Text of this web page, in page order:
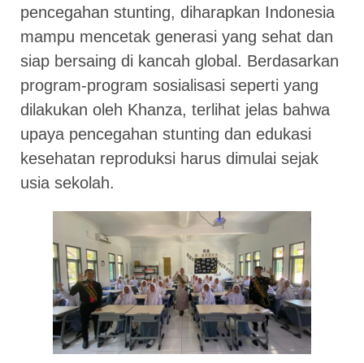
pencegahan stunting, diharapkan Indonesia
mampu mencetak generasi yang sehat dan
siap bersaing di kancah global. Berdasarkan
program-program sosialisasi seperti yang
dilakukan oleh Khanza, terlihat jelas bahwa
upaya pencegahan stunting dan edukasi
kesehatan reproduksi harus dimulai sejak
usia sekolah.